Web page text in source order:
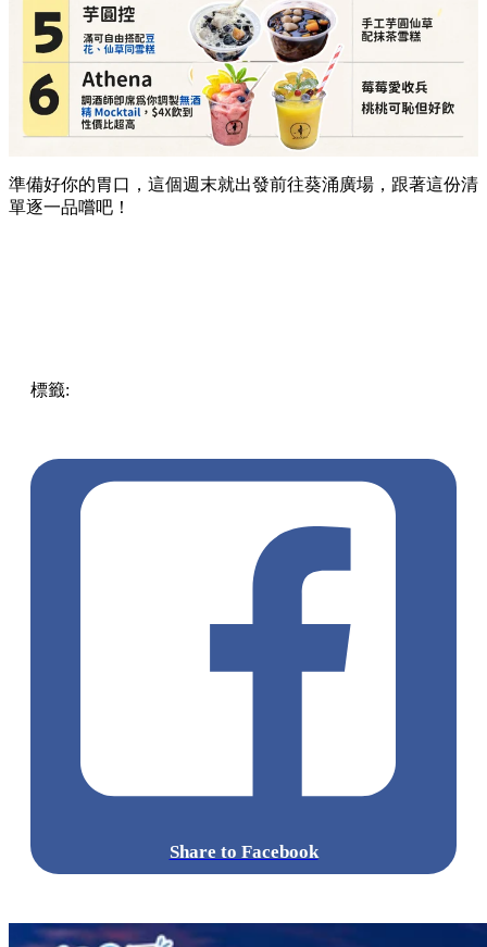
準備好你的胃口，這個週末就出發前往葵涌廣場，跟著這份清
單逐一品嚐吧！
標籤:
Share to Facebook